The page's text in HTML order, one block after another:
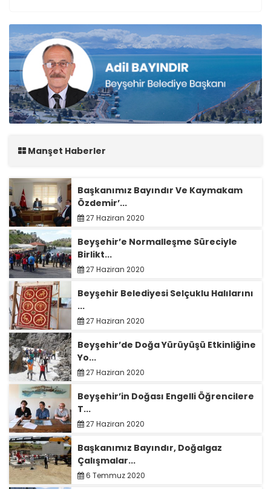
Manşet Haberler
Başkanımız Bayındır Ve Kaymakam
Özdemir’...
27 Haziran 2020
Beyşehir’e Normalleşme Süreciyle
Birlikt...
27 Haziran 2020
Beyşehir Belediyesi Selçuklu Halılarını
...
27 Haziran 2020
Beyşehir’de Doğa Yürüyüşü Etkinliğine
Yo...
27 Haziran 2020
Beyşehir’in Doğası Engelli Öğrencilere
T...
27 Haziran 2020
Başkanımız Bayındır, Doğalgaz
Çalışmalar...
6 Temmuz 2020